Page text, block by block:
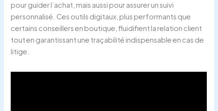
pour guider l’achat, mais aussi pour assurer un suivi
personnalisé. Ces outils digitaux, plus performants que
certains conseillers en boutique, fluidifient la relation client
tout en garantissant une traçabilité indispensable en cas de
litige.